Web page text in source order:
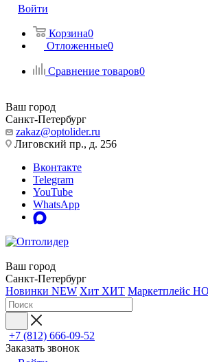
Войти
Корзина0
Отложенные0
Сравнение товаров0
Ваш город
Санкт-Петербург
zakaz@optolider.ru
Лиговский пр., д. 256
Вконтакте
Telegram
YouTube
WhatsApp
Ваш город
Санкт-Петербург
Новинки NEW Хит ХИТ Маркетплейс
+7 (812) 666-09-52
Заказать звонок